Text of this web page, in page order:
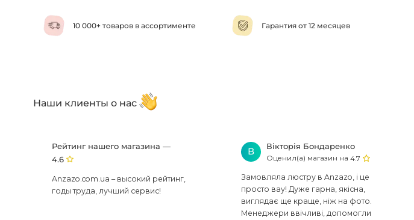
10 000+ товаров в ассортименте Гарантия от 12 месяцев
Наши клиенты о нас
Рейтинг нашего магазина —
4.6
Anzazo.com.ua – высокий рейтинг,
годы труда, лучший сервис!
В
Вікторія Бондаренко
Оценил(а) магазин на4.7
Замовляла люстру в Anzazo, і це
просто вау! Дуже гарна, якісна,
виглядає ще краще, ніж на фото.
Менеджери ввічливі, допомогли